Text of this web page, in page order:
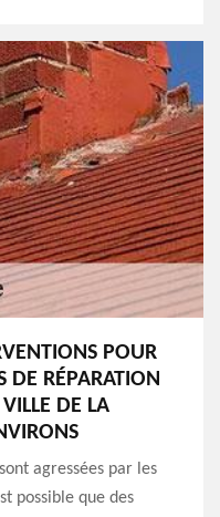
POUR
DE RÉPARATION
DE LA
agressées par les
possible que des